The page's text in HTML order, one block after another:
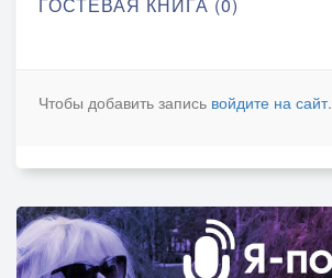
Чтобы добавить запись войдите на сайт.